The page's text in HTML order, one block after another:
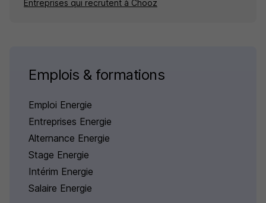
Entreprises qui recrutent à Chooz
Emplois & formations
Emploi Energie
Entreprises Energie
Alternance Energie
Stage Energie
Intérim Energie
Salaire Energie